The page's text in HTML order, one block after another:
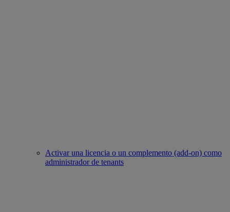
Activar una licencia o un complemento (add-on) como
administrador de tenants